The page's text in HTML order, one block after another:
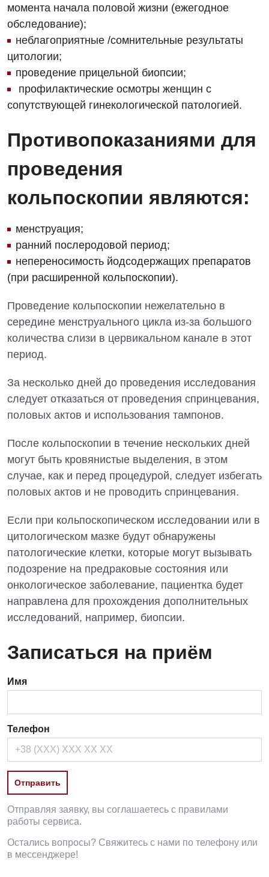
Неврология
Нейрохирургия
Онкологическое отделение
Ортопедия и травматология
Отделение кардиососудистой патологии и неврологии
Отделение неотложных состояний
Оториноларингология
Педиатрическое отделение
Проктология
Сосудистая хирургия
Терапевтическое отделение
Терапия
Травматологическое отделение
Урологическое отделение
Физиотерапия
Хирургическое отделение
Для детей
Детская аллергология
Детская гастроэнтерология
Детская гинекология
Детская неврология
Детская ортопедия и травматология
Детская офтальмология
Детская урология
Педиатрия
момента начала половой жизни (ежегодное
обследование);
неблагоприятные /сомнительные результаты
цитологии;
проведение прицельной биопсии;
профилактические осмотры женщин с
сопутствующей гинекологической патологией.
Противопоказаниями для
проведения
кольпоскопии являются:
менструация;
ранний послеродовой период;
непереносимость йодсодержащих препаратов
(при расширенной кольпоскопии).
Проведение кольпоскопии нежелательно в
середине менструального цикла из-за большого
количества слизи в цервикальном канале в этот
период.
За несколько дней до проведения исследования
следует отказаться от проведения спринцевания,
половых актов и использования тампонов.
После кольпоскопии в течение нескольких дней
могут быть кровянистые выделения, в этом
случае, как и перед процедурой, следует избегать
половых актов и не проводить спринцевания.
Если при кольпоскопическом исследовании или в
цитологическом мазке будут обнаружены
патологические клетки, которые могут вызывать
подозрение на предраковые состояния или
онкологическое заболевание, пациентка будет
направлена для прохождения дополнительных
исследований, например, биопсии.
Записаться на приём
Имя
Телефон
Отправляя заявку, вы соглашаетесь с правилами
работы сервиса.
Остались вопросы? Свяжитесь с нами по телефону или
в мессенджере!